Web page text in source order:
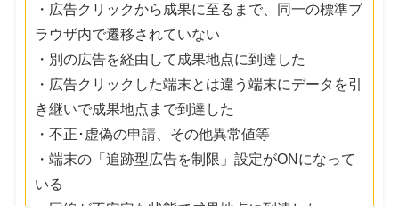
・広告クリックから成果に至るまで、同一の標準ブ
ラウザ内で遷移されていない
・別の広告を経由して成果地点に到達した
・広告クリックした端末とは違う端末にデータを引
き継いで成果地点まで到達した
・不正･虚偽の申請、その他異常値等
・端末の「追跡型広告を制限」設定がONになって
いる